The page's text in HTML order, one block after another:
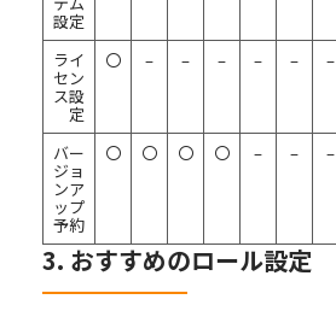
設定
ライ
セン
ス設
定
〇 – – – – – –
バー
ジョ
ンア
ップ
予約
〇 〇 〇 〇 – – –
3. おすすめのロール設定